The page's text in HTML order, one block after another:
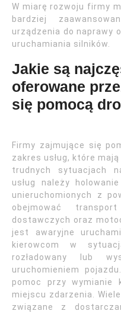
W miarę rozwoju firmy
bardziej
urządzenia do naprawy
uruchamiania silników.
Jakie są
oferowane
się pomocą
Firmy zajmujące się
zakres usług, które
trudnych sytuacjach
usług należy
unieruchomionych z
obejmować
dostawczych oraz
jest awaryjne
kierowcom w
rozładowany lub
uruchomieniem
pomoc przy wymianie
miejscu zdarzenia. Wiele
związane z